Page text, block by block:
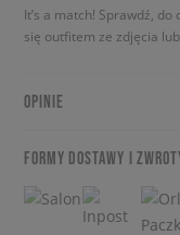
It’s a match! Sprawdź,
się outfitem ze zdjęcia
OPINIE
FORMY DOSTAWY I